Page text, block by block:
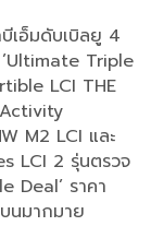
เอ็มดับเบิลยู 4
’Ultimate Triple
LCI THE
M2 LCI และ
LCI 2 รุ่นตรวจ
Deal’ ราคา
นมากมาย